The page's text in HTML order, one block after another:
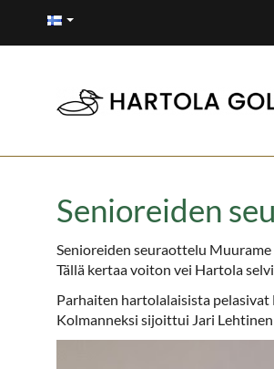
Senioreiden
Senioreiden seuraottelu
Tällä kertaa voiton vei Hartola
Parhaiten hartolalaisista
Kolmanneksi sijoittui Jari